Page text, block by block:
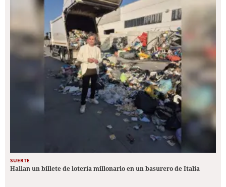
SUERTE
Hallan un billete de lotería millonario en un basurero de Italia